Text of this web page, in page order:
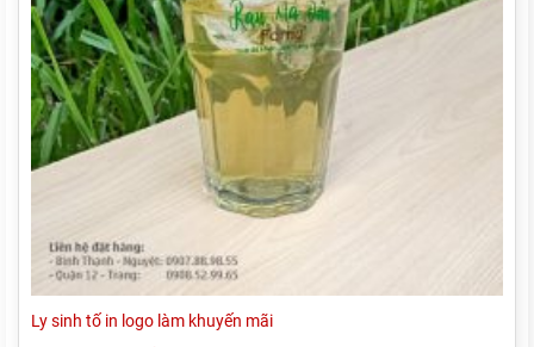
Ly sinh tố in logo làm khuyến mãi